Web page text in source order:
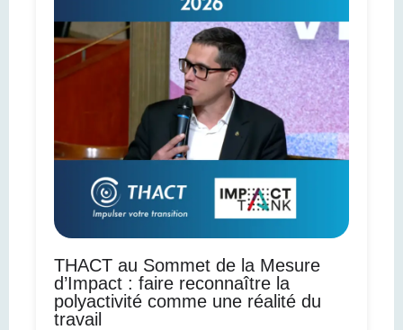
THACT au Sommet de la Mesure
d’Impact : faire reconnaître la
polyactivité comme une réalité du
travail